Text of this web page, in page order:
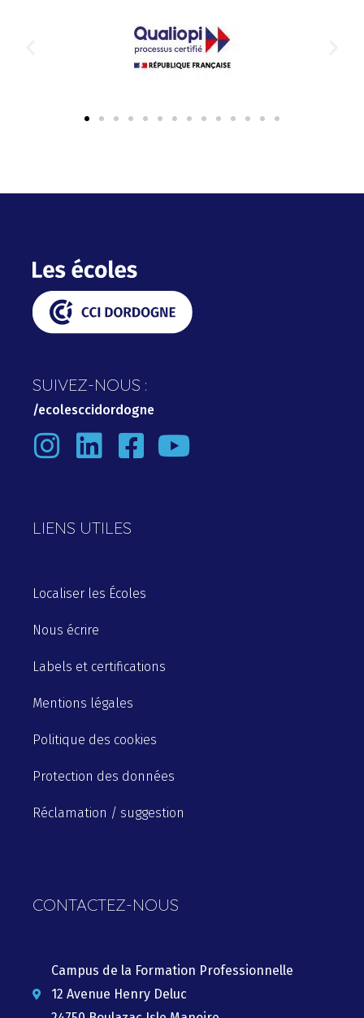
SUIVEZ-NOUS :
/ecolesccidordogne
LIENS UTILES
Localiser les Écoles
Nous écrire
Labels et certifications
Mentions légales
Politique des cookies
Protection des données
Réclamation / suggestion
CONTACTEZ-NOUS
Campus de la Formation Professionnelle
12 Avenue Henry Deluc